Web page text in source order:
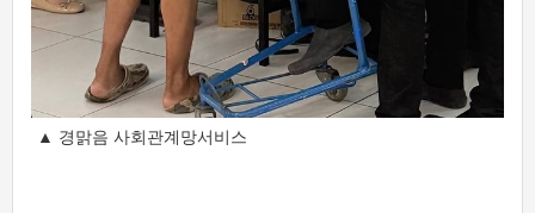
▲ 경맑음 사회관계망서비스